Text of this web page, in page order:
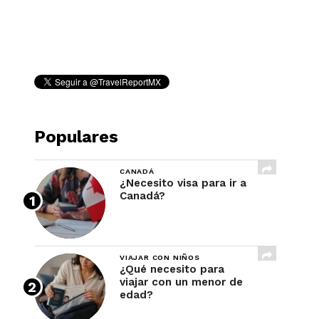
Populares
CANADÁ
¿Necesito visa para ir a
Canadá?
VIAJAR CON NIÑOS
¿Qué necesito para
viajar con un menor de
edad?